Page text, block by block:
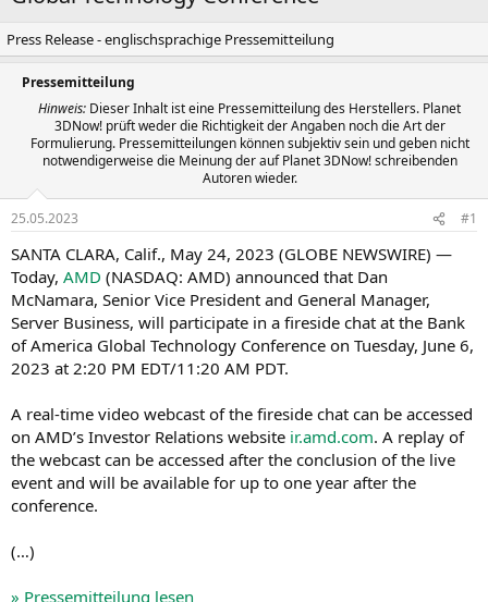
Press Release - englischsprachige Pressemitteilung
Pressemitteilung
Hinweis: Dieser Inhalt ist eine Pressemitteilung des Herstellers. Planet
3DNow! prüft weder die Richtigkeit der Angaben noch die Art der
Formulierung. Pressemitteilungen können subjektiv sein und geben nicht
notwendigerweise die Meinung der auf Planet 3DNow! schreibenden
Autoren wieder.
25.05.2023 #1
SANTA CLARA, Calif., May 24, 2023 (GLOBE NEWSWIRE) —
Today, AMD (NASDAQ: AMD) announced that Dan
McNamara, Senior Vice President and General Manager,
Server Business, will participate in a fireside chat at the Bank
of America Global Technology Conference on Tuesday, June 6,
2023 at 2:20 PM EDT/11:20 AM PDT.
A real-time video webcast of the fireside chat can be accessed
on AMD’s Investor Relations website ir.amd.com. A replay of
the webcast can be accessed after the conclusion of the live
event and will be available for up to one year after the
conference.
(…)
» Pressemitteilung lesen